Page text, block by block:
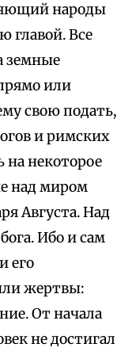
народы
главой. Все
земные
или
свою подать,
и римских
на некоторое
над миром
Августа. Над
Ибо и сам
его
жертвы:
От начала
не достигал